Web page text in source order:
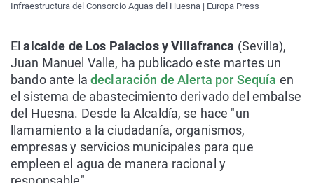
Infraestructura del Consorcio Aguas del Huesna | Europa Press
Elalcalde de Los Palacios y Villafranca (Sevilla),
Juan Manuel Valle, ha publicado este martes un
bando ante la declaración de Alerta por Sequía en
el sistema de abastecimiento derivado del embalse
del Huesna. Desde la Alcaldía, se hace "un
llamamiento a la ciudadanía, organismos,
empresas y servicios municipales para que
empleen el agua de manera racional y